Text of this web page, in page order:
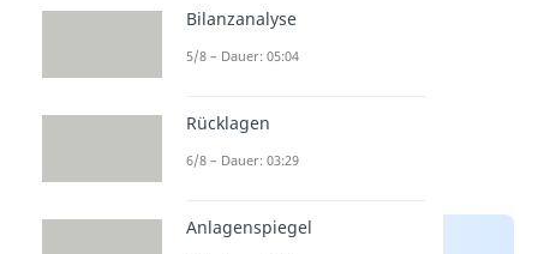
Bilanzanalyse
5/8 – Dauer: 05:04
Rücklagen
6/8 – Dauer: 03:29
Anlagenspiegel